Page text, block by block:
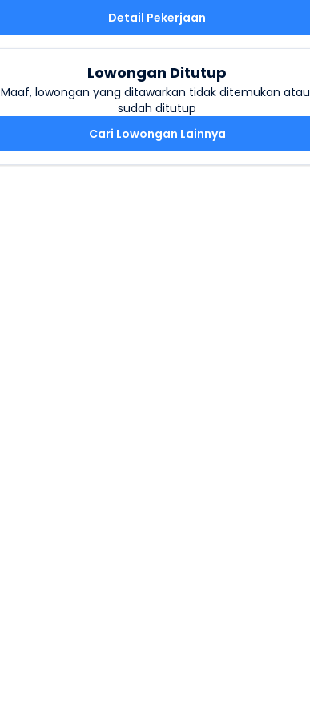
Detail Pekerjaan
Lowongan Ditutup
Maaf, lowongan yang ditawarkan tidak ditemukan atau
sudah ditutup
Cari Lowongan Lainnya